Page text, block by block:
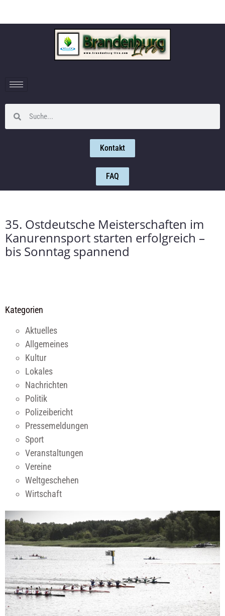
Kontakt
FAQ
35. Ostdeutsche Meisterschaften im
Kanurennsport starten erfolgreich –
bis Sonntag spannend
Kategorien
Aktuelles
Allgemeines
Kultur
Lokales
Nachrichten
Politik
Polizeibericht
Pressemeldungen
Sport
Veranstaltungen
Vereine
Weltgeschehen
Wirtschaft